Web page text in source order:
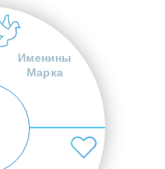
Именины
Марка